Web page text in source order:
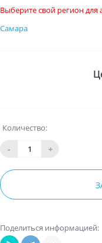
Выберите свой регион для
Самара
Количество:
-
+
Поделиться информацией: